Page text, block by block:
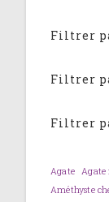
Filtrer
Filtrer
Filtrer
Agate Agate
Améthyste